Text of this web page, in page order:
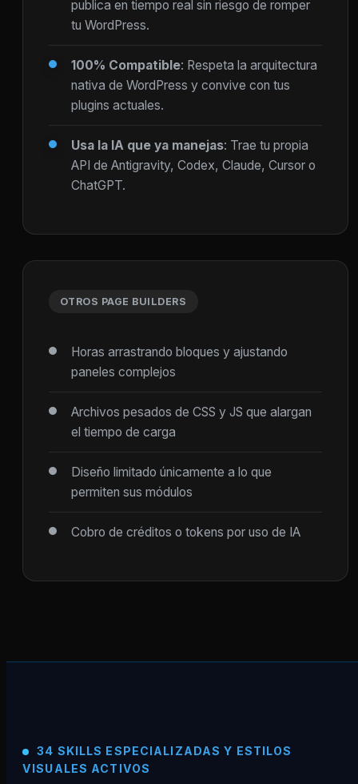
publica en tiempo real sin riesgo de romper
tu WordPress.
100% Compatible: Respeta la arquitectura
nativa de WordPress y convive con tus
plugins actuales.
Usa la IA que ya manejas: Trae tu propia
API de Antigravity, Codex, Claude, Cursor o
ChatGPT.
OTROS PAGE BUILDERS
Horas arrastrando bloques y ajustando
paneles complejos
Archivos pesados de CSS y JS que alargan
el tiempo de carga
Diseño limitado únicamente a lo que
permiten sus módulos
Cobro de créditos o tokens por uso de IA
34 SKILLS ESPECIALIZADAS Y ESTILOS
VISUALES ACTIVOS